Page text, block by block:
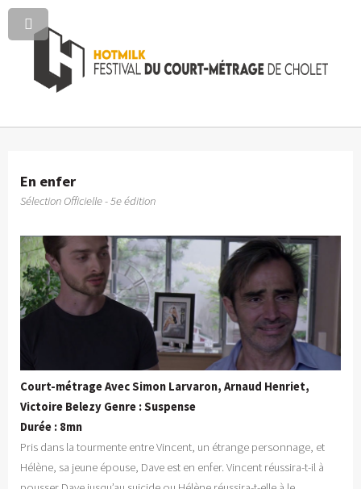
En enfer
Sélection Officielle - 5e édition
Court-métrage Avec Simon Larvaron, Arnaud Henriet,
Victoire Belezy Genre : Suspense
Durée : 8mn
Pris dans la tourmente entre Vincent, un étrange personnage, et
Hélène, sa jeune épouse, Dave est en enfer. Vincent réussira-t-il à